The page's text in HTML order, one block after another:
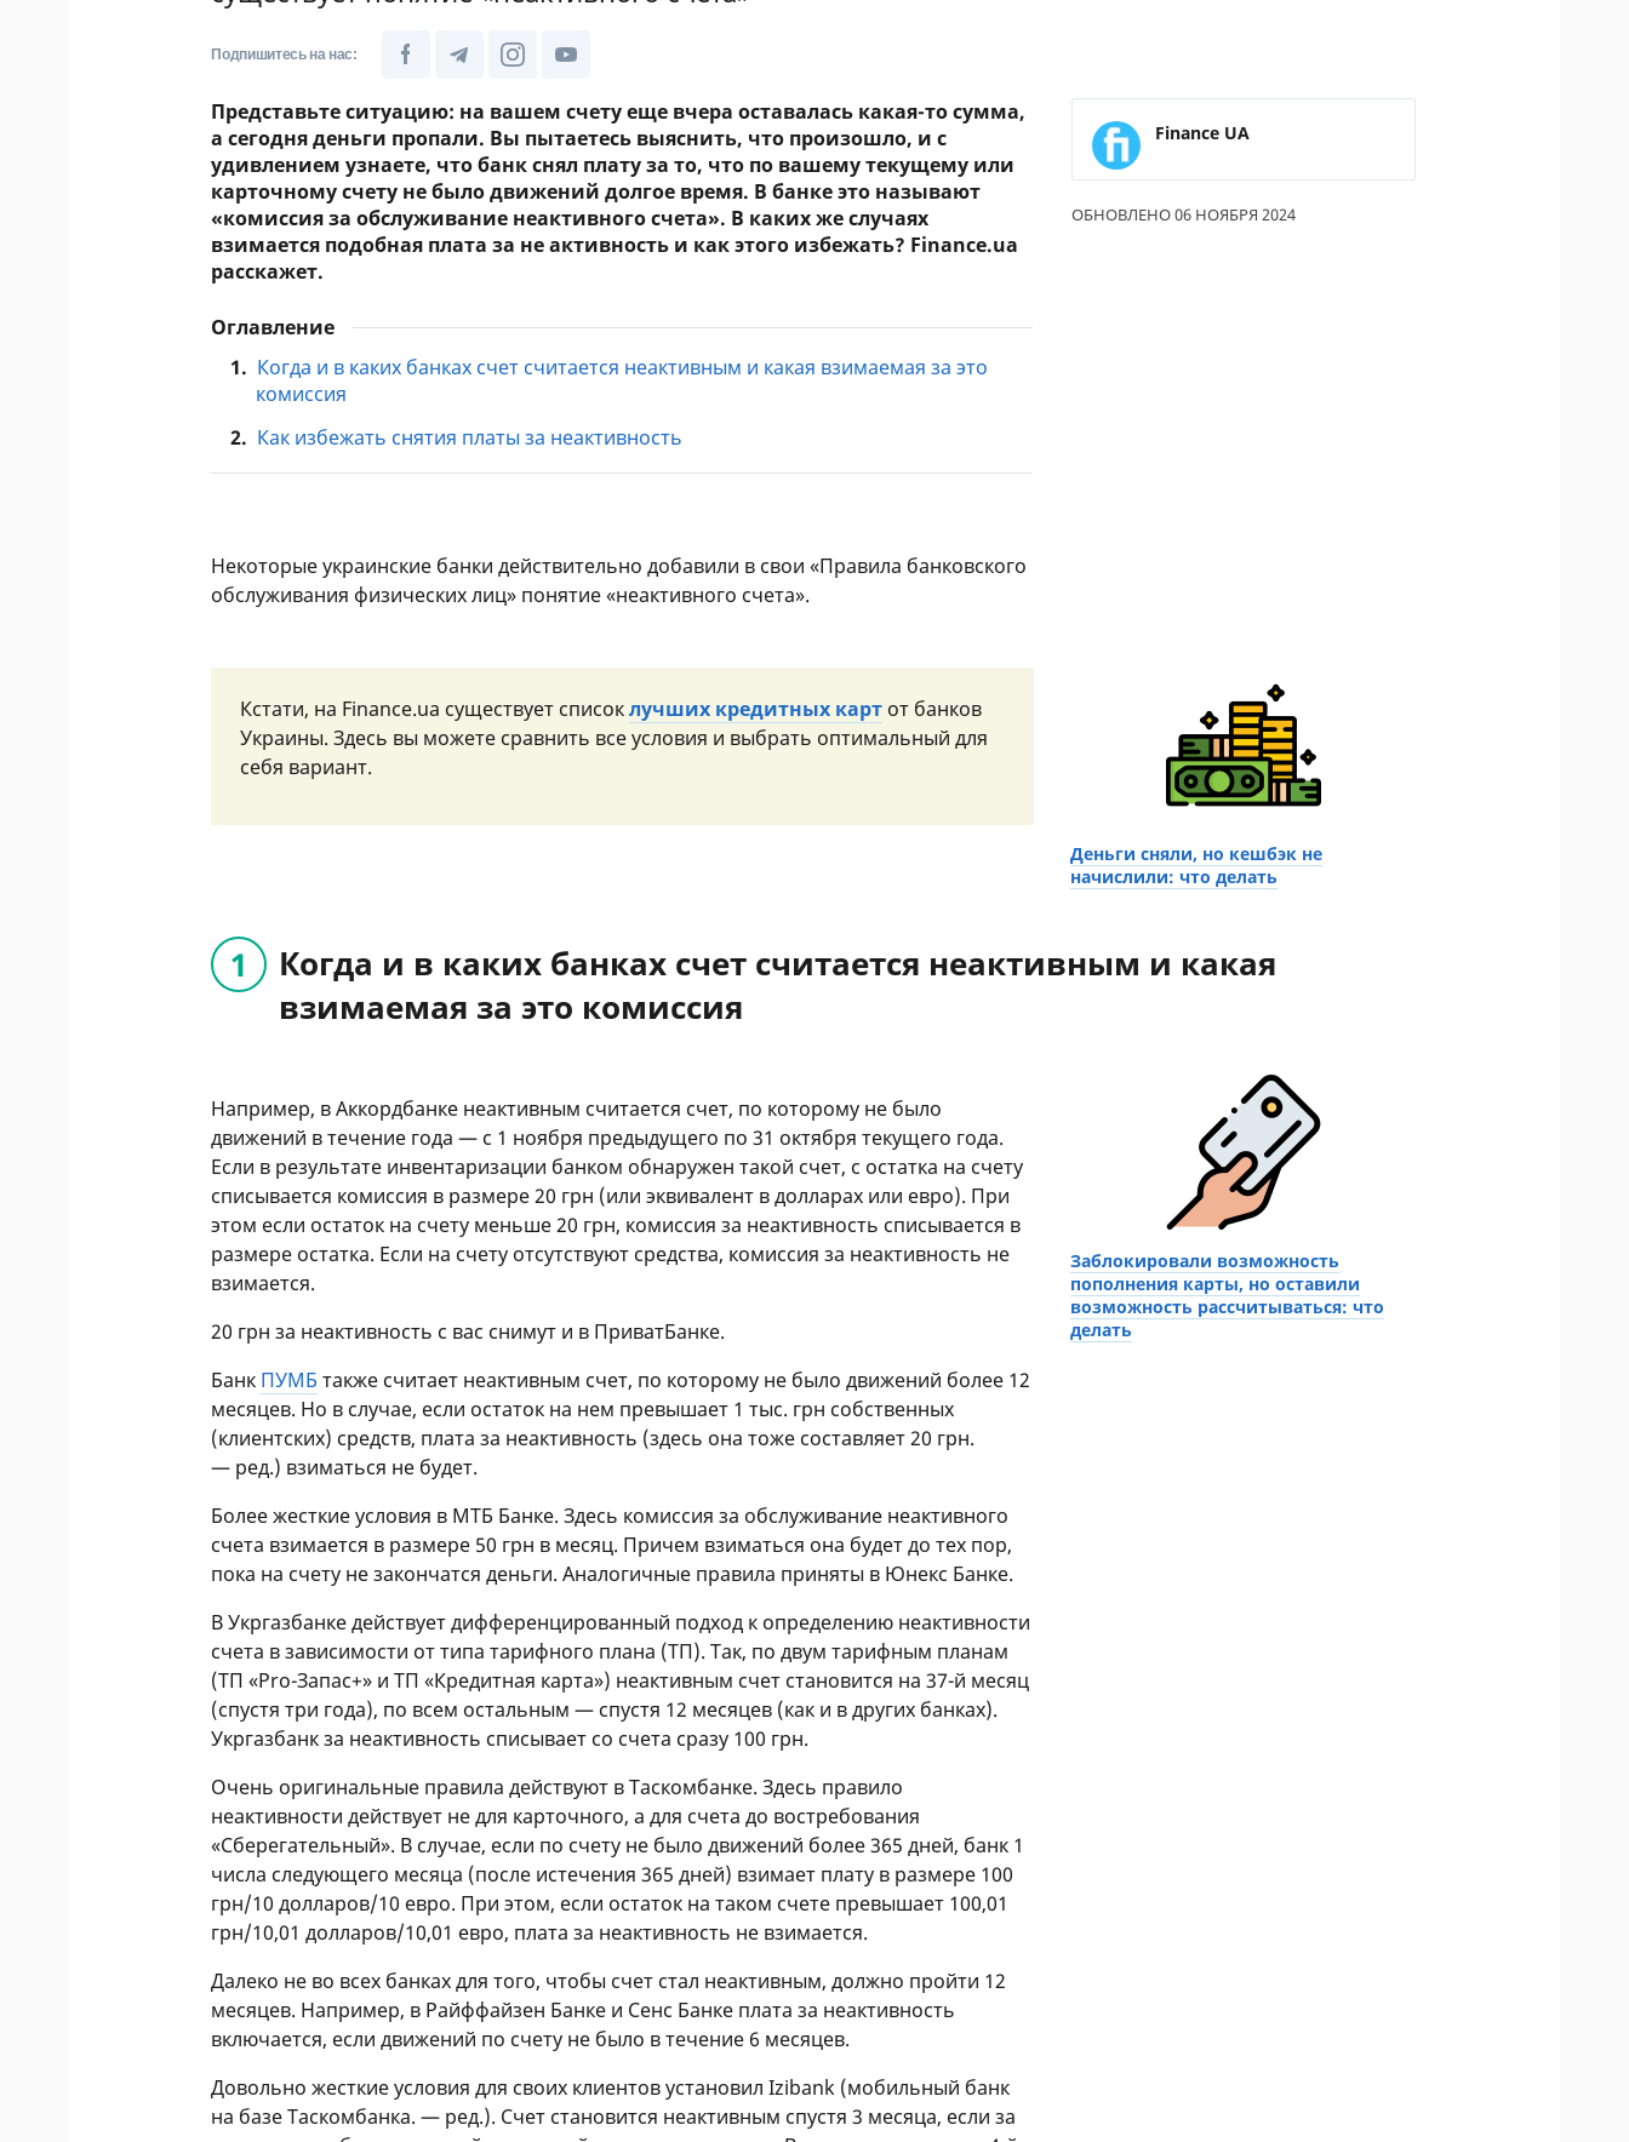
Подпишитесь на нас:
Представьте ситуацию: на вашем счету еще вчера оставалась какая-то сумма,
а сегодня деньги пропали. Вы пытаетесь выяснить, что произошло, и с
удивлением узнаете, что банк снял плату за то, что по вашему текущему или
карточному счету не было движений долгое время. В банке это называют
«комиссия за обслуживание неактивного счета». В каких же случаях
взимается подобная плата за не активность и как этого избежать? Finance.ua
расскажет.
Оглавление
1. Когда и в каких банках счет считается неактивным и какая взимаемая за это
комиссия
2. Как избежать снятия платы за неактивность
Finance UA
ОБНОВЛЕНО 06 НОЯБРЯ 2024
Некоторые украинские банки действительно добавили в свои «Правила банковского
обслуживания физических лиц» понятие «неактивного счета».
Кстати, на Finance.ua существует списоклучших кредитных карт от банков
Украины. Здесь вы можете сравнить все условия и выбрать оптимальный для
себя вариант.
Деньги сняли, но кешбэк не
начислили: что делать
Когда и в каких банках счет считается неактивным и какая
взимаемая за это комиссия
Например, в Аккордбанке неактивным считается счет, по которому не было
движений в течение года — с 1 ноября предыдущего по 31 октября текущего года.
Если в результате инвентаризации банком обнаружен такой счет, с остатка на счету
списывается комиссия в размере 20 грн (или эквивалент в долларах или евро). При
этом если остаток на счету меньше 20 грн, комиссия за неактивность списывается в
размере остатка. Если на счету отсутствуют средства, комиссия за неактивность не
взимается.
20 грн за неактивность с вас снимут и в ПриватБанке.
Банк ПУМБ также считает неактивным счет, по которому не было движений более 12
месяцев. Но в случае, если остаток на нем превышает 1 тыс. грн собственных
(клиентских) средств, плата за неактивность (здесь она тоже составляет 20 грн.
— ред.) взиматься не будет.
Более жесткие условия в МТБ Банке. Здесь комиссия за обслуживание неактивного
счета взимается в размере 50 грн в месяц. Причем взиматься она будет до тех пор,
пока на счету не закончатся деньги. Аналогичные правила приняты в Юнекс Банке.
В Укргазбанке действует дифференцированный подход к определению неактивности
счета в зависимости от типа тарифного плана (ТП). Так, по двум тарифным планам
(ТП «Pro-Запас+» и ТП «Кредитная карта») неактивным счет становится на 37-й месяц
(спустя три года), по всем остальным — спустя 12 месяцев (как и в других банках).
Укргазбанк за неактивность списывает со счета сразу 100 грн.
Очень оригинальные правила действуют в Таскомбанке. Здесь правило
неактивности действует не для карточного, а для счета до востребования
«Сберегательный». В случае, если по счету не было движений более 365 дней, банк 1
числа следующего месяца (после истечения 365 дней) взимает плату в размере 100
грн/10 долларов/10 евро. При этом, если остаток на таком счете превышает 100,01
грн/10,01 долларов/10,01 евро, плата за неактивность не взимается.
Далеко не во всех банках для того, чтобы счет стал неактивным, должно пройти 12
месяцев. Например, в Райффайзен Банке и Сенс Банке плата за неактивность
включается, если движений по счету не было в течение 6 месяцев.
Довольно жесткие условия для своих клиентов установил Izibank (мобильный банк
на базе Таскомбанка. — ред.). Счет становится неактивным спустя 3 месяца, если за
Заблокировали возможность
пополнения карты, но оставили
возможность рассчитываться: что
делать